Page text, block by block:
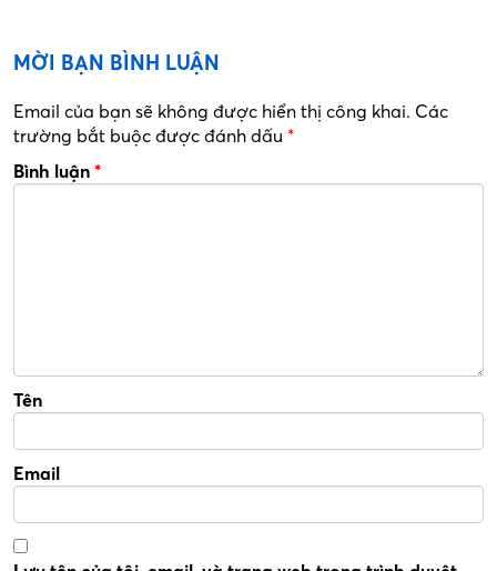
MỜI BẠN BÌNH LUẬN
Email của bạn sẽ không được hiển thị công khai. Các
trường bắt buộc được đánh dấu *
Bình luận *
Tên
Email